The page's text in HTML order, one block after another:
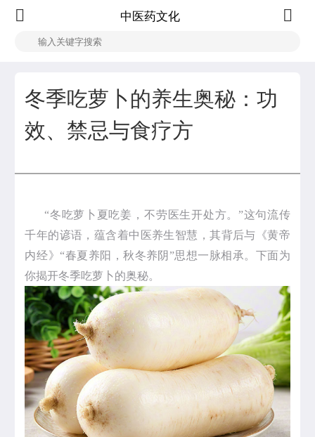
中医药文化
冬季吃萝卜的养生奥秘：功
效、禁忌与食疗方
“冬吃萝卜夏吃姜，不劳医生开处方。”这句流传
千年的谚语，蕴含着中医养生智慧，其背后与《黄帝
内经》“春夏养阳，秋冬养阴”思想一脉相承。下面为
你揭开冬季吃萝卜的奥秘。